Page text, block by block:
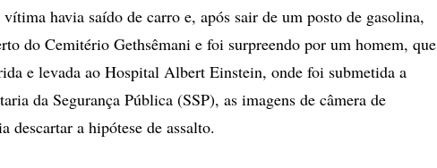
havia saído de carro e, após sair de um posto de gasolina,
do Cemitério Gethsêmani e foi surpreendo por um homem, que
e levada ao Hospital Albert Einstein, onde foi submetida a
da Segurança Pública (SSP), as imagens de câmera de
descartar a hipótese de assalto.